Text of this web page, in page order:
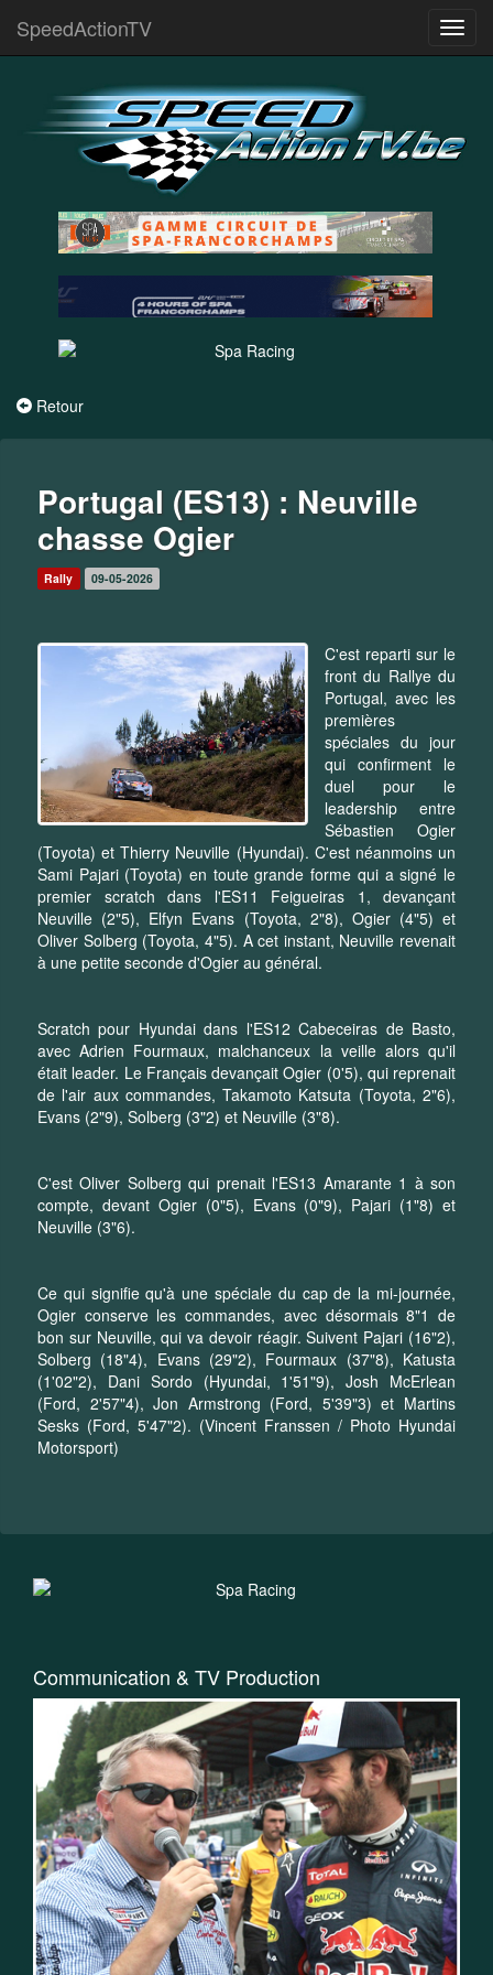
SpeedActionTV
Retour
Portugal (ES13) : Neuville
chasse Ogier
Rally 09-05-2026
C'est reparti sur le
front du Rallye du
Portugal, avec les
premières
spéciales du jour
qui confirment le
duel pour le
leadership entre
Sébastien Ogier
(Toyota) et Thierry Neuville (Hyundai). C'est néanmoins un
Sami Pajari (Toyota) en toute grande forme qui a signé le
premier scratch dans l'ES11 Feigueiras 1, devançant
Neuville (2"5), Elfyn Evans (Toyota, 2"8), Ogier (4"5) et
Oliver Solberg (Toyota, 4"5). A cet instant, Neuville revenait
à une petite seconde d'Ogier au général.
Scratch pour Hyundai dans l'ES12 Cabeceiras de Basto,
avec Adrien Fourmaux, malchanceux la veille alors qu'il
était leader. Le Français devançait Ogier (0'5), qui reprenait
de l'air aux commandes, Takamoto Katsuta (Toyota, 2"6),
Evans (2"9), Solberg (3"2) et Neuville (3"8).
C'est Oliver Solberg qui prenait l'ES13 Amarante 1 à son
compte, devant Ogier (0"5), Evans (0"9), Pajari (1"8) et
Neuville (3"6).
Ce qui signifie qu'à une spéciale du cap de la mi-journée,
Ogier conserve les commandes, avec désormais 8"1 de
bon sur Neuville, qui va devoir réagir. Suivent Pajari (16"2),
Solberg (18"4), Evans (29"2), Fourmaux (37"8), Katusta
(1'02"2), Dani Sordo (Hyundai, 1'51"9), Josh McErlean
(Ford, 2'57"4), Jon Armstrong (Ford, 5'39"3) et Martins
Sesks (Ford, 5'47"2). (Vincent Franssen / Photo Hyundai
Motorsport)
Communication & TV Production